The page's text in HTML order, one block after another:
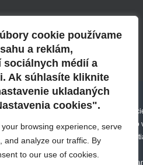
cookie používame
a reklám,
médií a
Ak súhlasíte kliknite
ukladaných
cookies".
browsing experience, serve
and analyze our traffic. By
to our use of cookies.
IČO: 36835285
DIČ: 2022447878
IČ DPH: SK2022447878
Certifikáty
cookies
ukladať alebo načítavať
anonymné štatistické údaje, informácie o
zariadeniach, za účelom
aby webové stránky boli v súlade s vašimi
že ste porozumeli uvedeným